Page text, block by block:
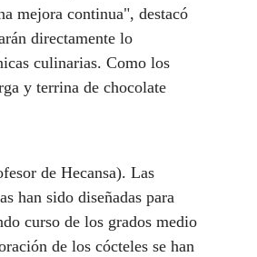
mejora continua", destacó
directamente lo
culinarias. Como los
y terrina de chocolate
de Hecansa). Las
han sido diseñadas para
curso de los grados medio
de los cócteles se han